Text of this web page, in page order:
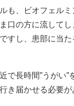
も、ビオフェル
口の方に流して
すし、患部に当た
で長時間”うがい”
き届かせる必要が